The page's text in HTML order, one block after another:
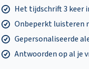
Het tijdschrift 3 keer
Onbeperkt luisteren
Gepersonaliseerde
Antwoorden op al je